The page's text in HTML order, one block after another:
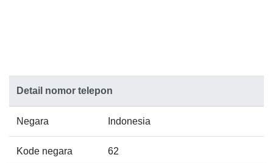
Detail nomor telepon
Negara Indonesia
Kode negara 62